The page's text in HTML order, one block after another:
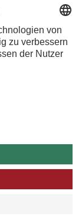
Einstellungen